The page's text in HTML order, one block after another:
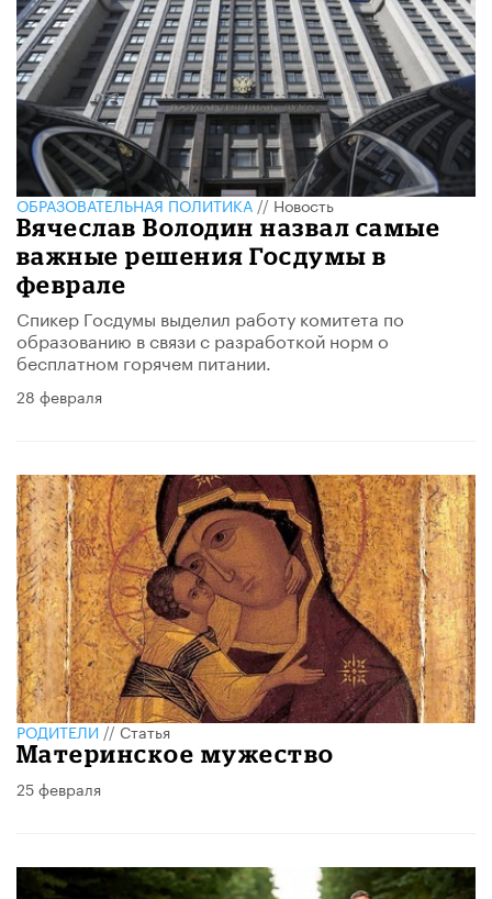
ОБРАЗОВАТЕЛЬНАЯ ПОЛИТИКА//Новость
Вячеслав Володин назвал самые
важные решения Госдумы в
феврале
Спикер Госдумы выделил работу комитета по
образованию в связи с разработкой норм о
бесплатном горячем питании.
28 февраля
РОДИТЕЛИ//Статья
Материнское мужество
25 февраля